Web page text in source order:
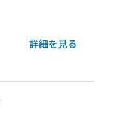
詳細を見る